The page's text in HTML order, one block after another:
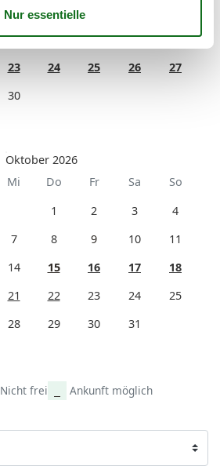
9 10
16 17 18 19
20
23 24 25 26
27
30
Oktober 2026
Mi Do Fr Sa
So
1 2 3
4
7 8 9 10
11
14 15 16 17
18
21 22 23 24
25
28 29 30
31
Nicht frei Ankunft möglich